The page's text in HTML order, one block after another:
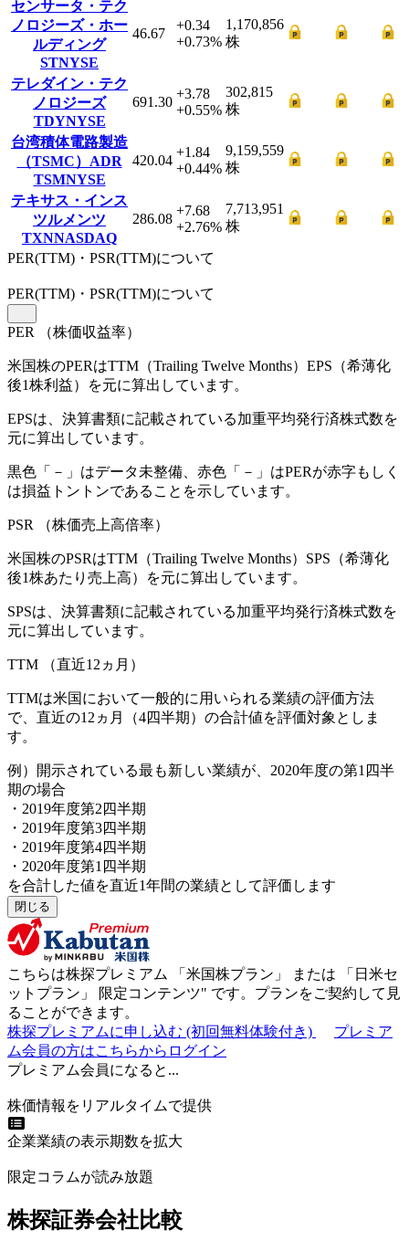
センサータ・テク
ノロジーズ・ホー
ルディング
STNYSE
46.67
+0.34
+0.73%
1,170,856
株
テレダイン・テク
ノロジーズ
TDYNYSE
691.30
+3.78
+0.55%
302,815
株
台湾積体電路製造
（TSMC）ADR
TSMNYSE
420.04
+1.84
+0.44%
9,159,559
株
テキサス・インス
ツルメンツ
TXNNASDAQ
286.08
+7.68
+2.76%
7,713,951
株
PER(TTM)・PSR(TTM)について
PER(TTM) ・PSR(TTM)について
PER （株価収益率）
米国株のPERはTTM（Trailing Twelve Months）EPS（希薄化
後1株利益）を元に算出しています。
EPSは、決算書類に記載されている加重平均発行済株式数を
元に算出しています。
黒色「－」はデータ未整備、赤色「 － 」はPERが赤字もしく
は損益トントンであることを示しています。
PSR （株価売上高倍率）
米国株のPSRはTTM（Trailing Twelve Months）SPS（希薄化
後1株あたり売上高）を元に算出しています。
SPSは、決算書類に記載されている加重平均発行済株式数を
元に算出しています。
TTM （直近12ヵ月）
TTMは米国において一般的に用いられる業績の評価方法
で、直近の12ヵ月（4四半期）の合計値を評価対象としま
す。
例）開示されている最も新しい業績が、2020年度の第1四半
期の場合
・2019年度第2四半期
・2019年度第3四半期
・2019年度第4四半期
・2020年度第1四半期
を合計した値を直近1年間の業績として評価します
閉じる
こちらは株探プレミアム 「 米国株プラン 」 または 「 日米セ
ットプラン 」 限定コンテンツ" です。プランをご契約して見
ることができます。
株探プレミアムに申し込む (初回無料体験付き)
プレミア
ム会員の方はこちらからログイン
プレミアム会員になると...
株価情報をリアルタイムで提供
企業業績の表示期数を拡大
限定コラムが読み放題
株探証券会社比較